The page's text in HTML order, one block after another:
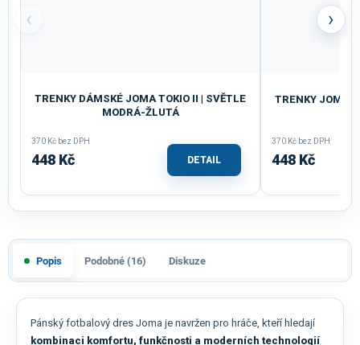
‹
TRENKY DÁMSKÉ JOMA TOKIO II | SVĚTLE
MODRÁ-ŽLUTÁ
370 Kč bez DPH
448 Kč DETAIL
TRENKY JOMA
370 Kč bez DPH
448 Kč
›
Popis Podobné (16) Diskuze
Pánský fotbalový dres Joma je navržen pro hráče, kteří hledají
kombinaci komfortu, funkčnosti a moderních technologií